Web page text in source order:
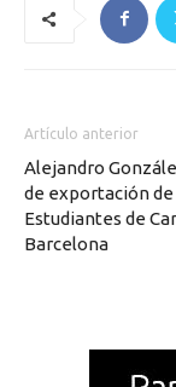
Artículo anterior
Alejandro
de exportación de
Estudiantes de
Barcelona